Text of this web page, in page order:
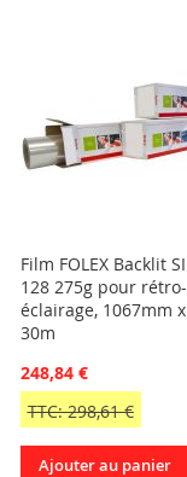
Film FOLEX Backlit SI
128 275g pour rétro-
éclairage, 1067mm x
30m
248,84 €
TTC: 298,61 €
Ajouter au panier